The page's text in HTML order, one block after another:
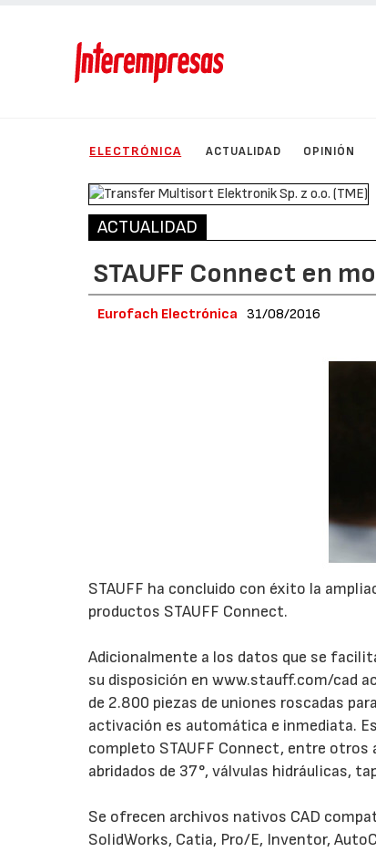
ELECTRÓNICA ACTUALIDAD OPINIÓN
ACTUALIDAD
STAUFF Connect en
Eurofach Electrónica 31/08/2016
STAUFF ha concluido con éxito la
productos STAUFF Connect.
Adicionalmente a los datos que se
su disposición en www.stauff.com/cad
de 2.800 piezas de uniones roscadas
activación es automática e inmediata.
completo STAUFF Connect, entre
abridados de 37°, válvulas hidráulicas,
Se ofrecen archivos nativos CAD
SolidWorks, Catia, Pro/E, Inventor,